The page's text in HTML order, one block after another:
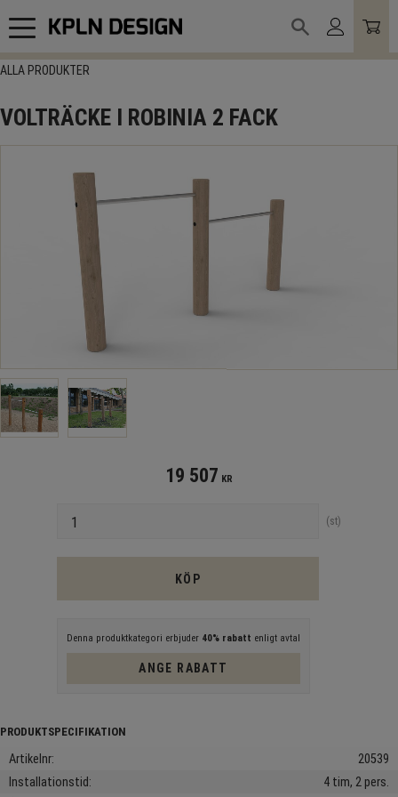
Meny
ALLA PRODUKTER
VOLTRÄCKE I ROBINIA 2 FACK
19 507 KR
st
KÖP
Denna produktkategori erbjuder 40% rabatt enligt avtal
ANGE RABATT
Artikelnr
20539
Installationstid
4 tim, 2 pers.